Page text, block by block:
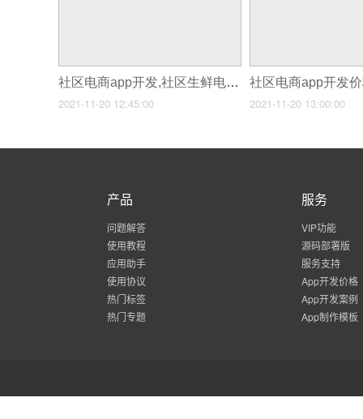
社区电商app开发,社区生鲜电商app开发
2021-11-20 12:45:00 2021-11-20 13:00:00
产品
问题解答
使用教程
应用助手
使用协议
热门标签
热门专题
服务
VIP功能
源码部署版
服务支持
App开发价格
App开发案例
App制作模板